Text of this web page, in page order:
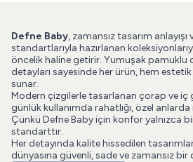
Defne Baby, zamansız tasarım
standartlarıyla hazırlanan
öncelik haline getirir. Yumuşak pamuklu
detayları sayesinde her ürün, hem
sunar.
Modern çizgilerle tasarlanan çorap ve iç
günlük kullanımda rahatlığı, özel
Çünkü Defne Baby için konfor yalnızca
standarttır.
Her detayında kalite hissedilen
dünyasına güvenli, sade ve zamansız